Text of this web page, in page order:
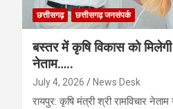
छत्तीसगढ़ छत्तीसगढ़ जनसंपर्क
बस्तर में कृषि विकास को मिलेगी
नेताम…..
July 4, 2026 News Desk
रायपुर: कृषि मंत्री श्री रामविचार